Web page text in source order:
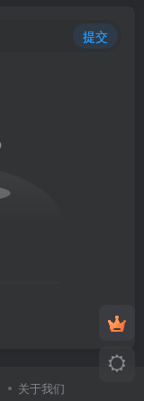
提交
关于我们